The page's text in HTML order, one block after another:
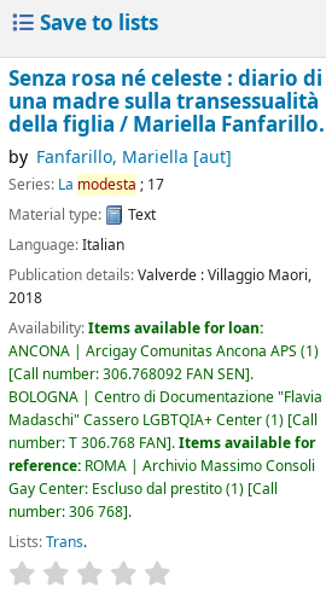
Save to lists
Senza rosa né celeste : diario di
una madre sulla transessualità
della figlia / Mariella Fanfarillo.
by Fanfarillo, Mariella [aut]
Series: La modesta ; 17
Material type:
Text
Language:Italian
Publication details:Valverde :Villaggio Maori,
2018
Availability:Items available for loan:
ANCONA | Arcigay Comunitas Ancona APS (1)
Call number:306.768092 FAN SEN .
BOLOGNA | Centro di Documentazione "Flavia
Madaschi" Cassero LGBTQIA+ Center(1) Call
number:T 306.768 FAN .Items available for
reference: ROMA | Archivio Massimo Consoli
Gay Center: Escluso dal prestito(1) Call
number:306 768 .
Lists:Trans.
star rating